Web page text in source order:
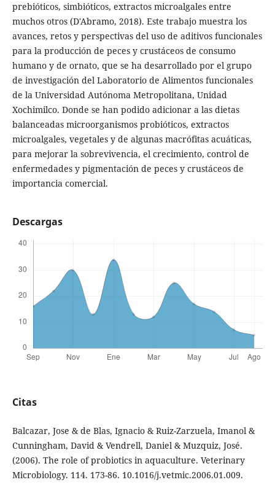
prebióticos, simbióticos, extractos microalgales entre
muchos otros (D'Abramo, 2018). Este trabajo muestra los
avances, retos y perspectivas del uso de aditivos funcionales
para la producción de peces y crustáceos de consumo
humano y de ornato, que se ha desarrollado por el grupo
de investigación del Laboratorio de Alimentos funcionales
de la Universidad Autónoma Metropolitana, Unidad
Xochimilco. Donde se han podido adicionar a las dietas
balanceadas microorganismos probióticos, extractos
microalgales, vegetales y de algunas macrófitas acuáticas,
para mejorar la sobrevivencia, el crecimiento, control de
enfermedades y pigmentación de peces y crustáceos de
importancia comercial.
Descargas
Citas
Balcazar, Jose & de Blas, Ignacio & Ruiz-Zarzuela, Imanol &
Cunningham, David & Vendrell, Daniel & Muzquiz, José.
(2006). The role of probiotics in aquaculture. Veterinary
Microbiology. 114. 173-86. 10.1016/j.vetmic.2006.01.009.